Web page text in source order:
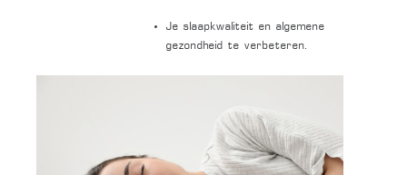
Je slaapkwaliteit en algemene
gezondheid te verbeteren.